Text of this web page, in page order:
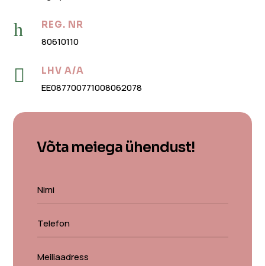
h REG. NR
80610110
 LHV A/A
EE087700771008062078
Võta meiega ühendust!